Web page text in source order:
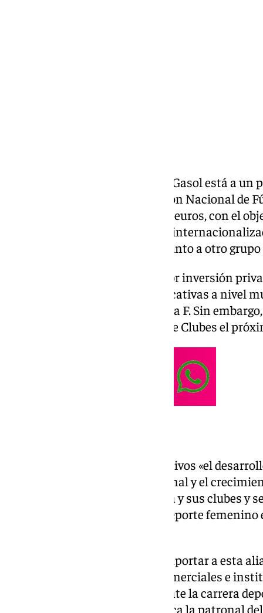
El exjugador de baloncesto Pau Gasol está a
millonaria en la Primera División Nacional de
invertido será de 55 millones de euros, con el
modelo comercial y acelerar su
Gasol será ‹Gasol16 Ventures› junto a otro
La inyección supondría la mayor inversión
fútbol, y «una de las más significativas a nivel
femenino», según destaca la Liga F. Sin
una Asamblea Extraordinaria de Clubes el
Esta inversión tiene como objetivos «el
su posicionamiento internacional y el
modelo a largo plazo para la liga y sus clubes y
entrada de capital privado en deporte
La empresa inversora aspira a aportar a esta
también la red de relaciones comerciales e
conocimiento construido durante la carrera
en la selección española», explica la patronal